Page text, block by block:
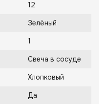
12
Зелёный
1
Свеча в сосуде
Хлопковый
Да